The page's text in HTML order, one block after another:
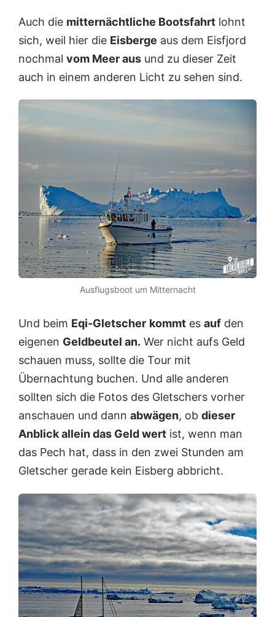
Auch die mitternächtliche Bootsfahrt lohnt
sich, weil hier die Eisberge aus dem Eisfjord
nochmal vom Meer aus und zu dieser Zeit
auch in einem anderen Licht zu sehen sind.
Ausflugsboot um Mitternacht
Und beim Eqi-Gletscher kommt es auf den
eigenen Geldbeutel an. Wer nicht aufs Geld
schauen muss, sollte die Tour mit
Übernachtung buchen. Und alle anderen
sollten sich die Fotos des Gletschers vorher
anschauen und dann abwägen, ob dieser
Anblick allein das Geld wert ist, wenn man
das Pech hat, dass in den zwei Stunden am
Gletscher gerade kein Eisberg abbricht.